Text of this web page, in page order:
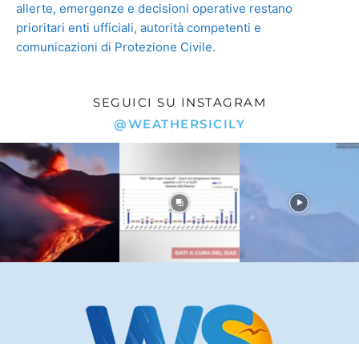
allerte, emergenze e decisioni operative restano
prioritari enti ufficiali, autorità competenti e
comunicazioni di Protezione Civile.
SEGUICI SU INSTAGRAM
@WEATHERSICILY